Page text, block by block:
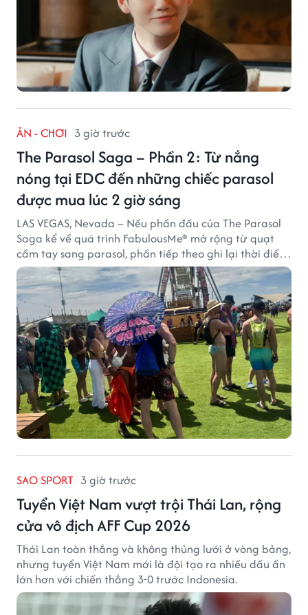
ĂN - CHƠI 3 giờ trước
The Parasol Saga – Phần 2: Từ nắng
nóng tại EDC đến những chiếc parasol
được mua lúc 2 giờ sáng
LAS VEGAS, Nevada – Nếu phần đầu của The Parasol
Saga kể về quá trình FabulousMe® mở rộng từ quạt
cầm tay sang parasol, phần tiếp theo ghi lại thời điểm
sản phẩm được thị trường đón nhận và dần vượt khỏi
công năng che nắng thông thường.
SAO SPORT 3 giờ trước
Tuyển Việt Nam vượt trội Thái Lan, rộng
cửa vô địch AFF Cup 2026
Thái Lan toàn thắng và không thủng lưới ở vòng bảng,
nhưng tuyển Việt Nam mới là đội tạo ra nhiều dấu ấn
lớn hơn với chiến thắng 3-0 trước Indonesia.